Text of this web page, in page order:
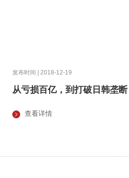
发布时间 | 2018-12-19
从亏损百亿，到打破日韩垄
查看详情